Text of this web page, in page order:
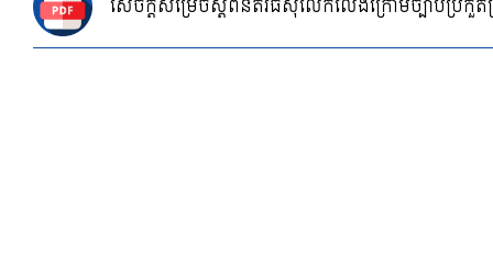
សេចក្តីសម្រេចស្តីពីនីតិវិធីសុំលើកលែងក្រោមច្បាប់ប្រកួត